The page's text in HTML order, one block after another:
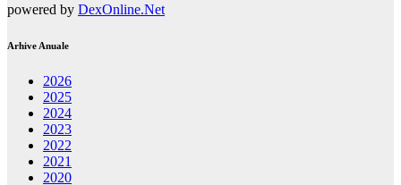
powered by DexOnline.Net
Arhive Anuale
2026
2025
2024
2023
2022
2021
2020